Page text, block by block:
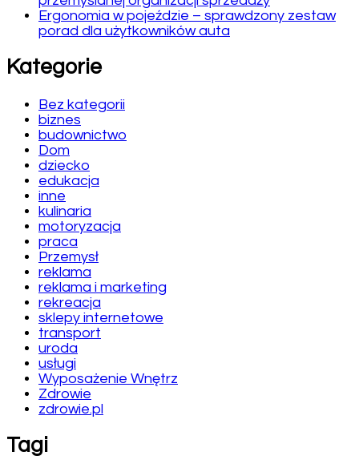
Ergonomia w pojeździe – sprawdzony zestaw
porad dla użytkowników auta
Kategorie
Bez kategorii
biznes
budownictwo
Dom
dziecko
edukacja
inne
kulinaria
motoryzacja
praca
Przemysł
reklama
reklama i marketing
rekreacja
sklepy internetowe
transport
uroda
usługi
Wyposażenie Wnętrz
Zdrowie
zdrowie.pl
Tagi